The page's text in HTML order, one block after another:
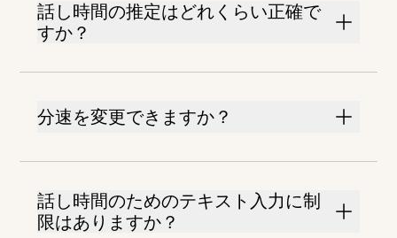
話し時間の推定はどれくらい正確で
すか？
分速を変更できますか？
話し時間のためのテキスト入力に制
限はありますか？